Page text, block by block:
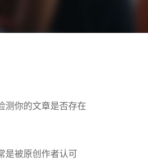
测你的文章是否存在
是被原创作者认可